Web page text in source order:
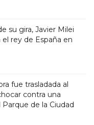
su gira, Javier Milei
rey de España en
fue trasladada al
contra una
de la Ciudad